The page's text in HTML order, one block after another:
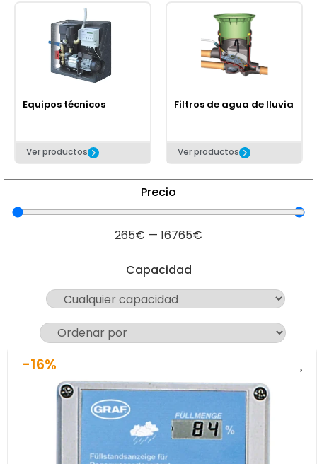
Equipos técnicos
Ver productos
Filtros de agua de lluvia
Ver productos
Precio
265€ — 16765€
Capacidad
-16%